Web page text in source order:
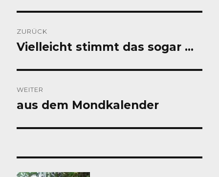
ZURÜCK
Vorheriger
Vielleicht stimmt das sogar …
WEITER
Nächster
aus dem Mondkalender